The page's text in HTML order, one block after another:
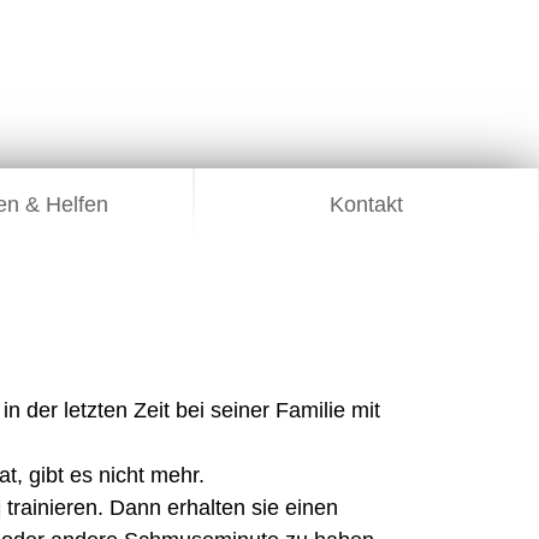
& Helfen Kontakt
der letzten Zeit bei seiner Familie mit
gibt es nicht mehr.
Dann erhalten sie einen